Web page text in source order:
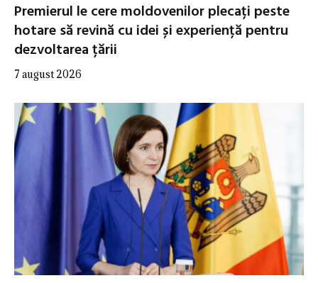
Premierul le cere moldovenilor plecați peste
hotare să revină cu idei și experiență pentru
dezvoltarea țării
7 august 2026